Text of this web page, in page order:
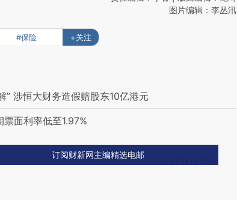
图片编辑：李丛汛
#保险 +关注
” 涉恒大财务造假赔股东10亿港元
面利率低至1.97%
订阅财新网主编精选电邮